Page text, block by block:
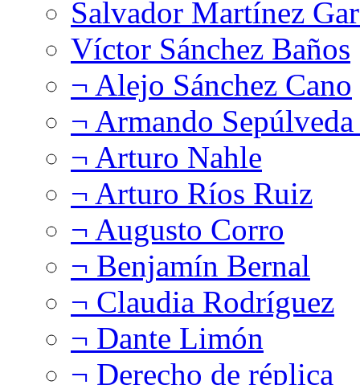
Salvador Martínez
Víctor Sánchez Baños
¬ Alejo Sánchez Cano
¬ Armando
¬ Arturo Nahle
¬ Arturo Ríos Ruiz
¬ Augusto Corro
¬ Benjamín Bernal
¬ Claudia Rodríguez
¬ Dante Limón
¬ Derecho de réplica